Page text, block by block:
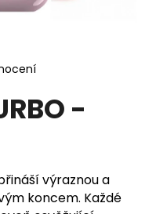
-
výraznou a
koncem. Každé